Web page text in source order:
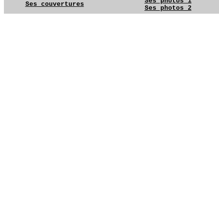
Ses couvertures
Ses photos 2